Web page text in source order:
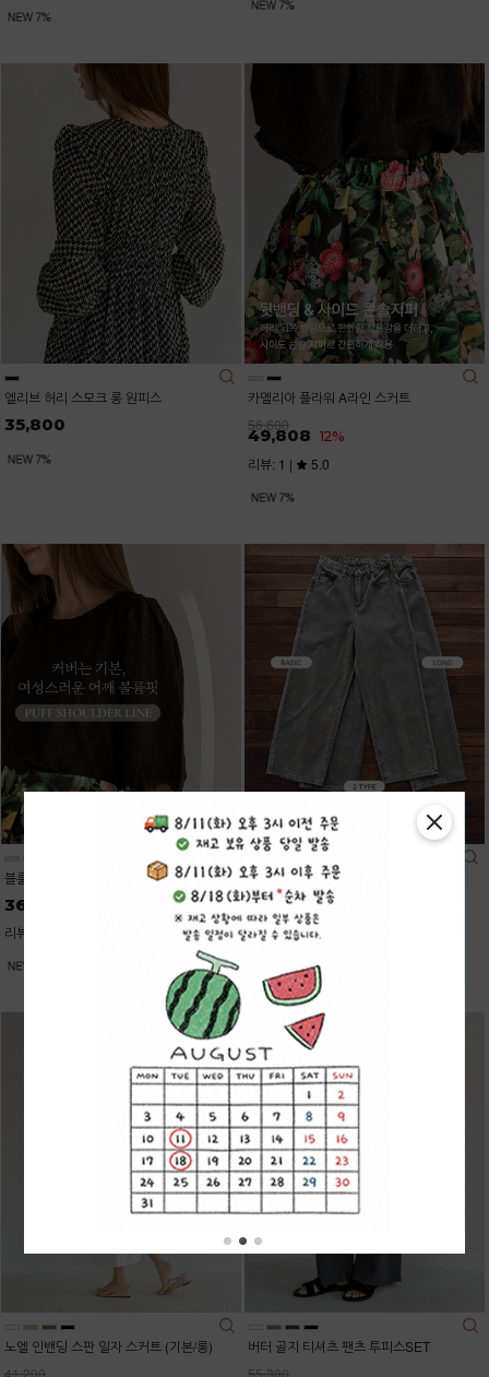
엘리브 허리 스모크 롱 원피스
35,800
카멜리아 플라워 A라인 스커트
56,600
49,808 12%
리뷰: 1 | 5.0
블룸레이스 7부 퍼프 블라우스
36,200
리뷰: 3 |
데이즈 7컬러 롱,숏 일자 와이드진
34,900
노엘 인밴딩 스판 일자 스커트 (기본/롱)
41,200
버터 골지 티셔츠 팬츠 투피스SET
55,300